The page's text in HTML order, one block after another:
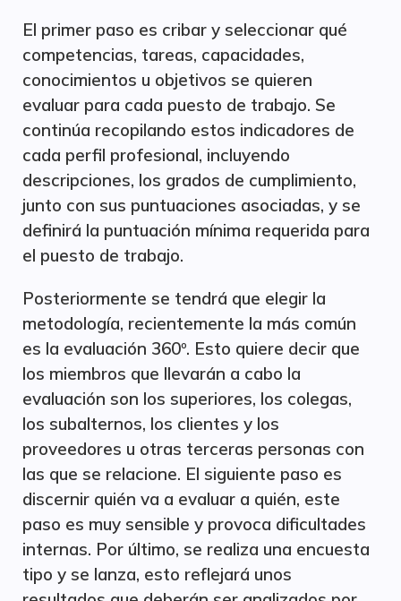
El primer paso es cribar y seleccionar qué
competencias, tareas, capacidades,
conocimientos u objetivos se quieren
evaluar para cada puesto de trabajo. Se
continúa recopilando estos indicadores de
cada perfil profesional, incluyendo
descripciones, los grados de cumplimiento,
junto con sus puntuaciones asociadas, y se
definirá la puntuación mínima requerida para
el puesto de trabajo.
Posteriormente se tendrá que elegir la
metodología, recientemente la más común
es la evaluación 360º. Esto quiere decir que
los miembros que llevarán a cabo la
evaluación son los superiores, los colegas,
los subalternos, los clientes y los
proveedores u otras terceras personas con
las que se relacione. El siguiente paso es
discernir quién va a evaluar a quién, este
paso es muy sensible y provoca dificultades
internas. Por último, se realiza una encuesta
tipo y se lanza, esto reflejará unos